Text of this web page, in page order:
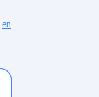
en